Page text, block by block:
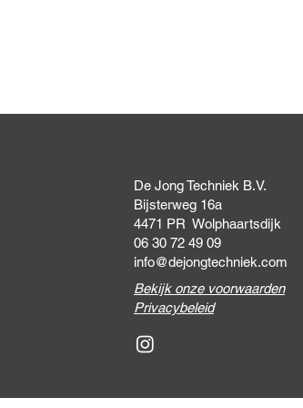
De Jong Techniek B.V.
Bijsterweg 16a
4471 PR Wolphaartsdijk
06 30 72 49 09
info@dejongtechniek.com
Bekijk onze voorwaarden
Privacybeleid